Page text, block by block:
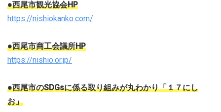
●西尾市観光協会HP
https://nishiokanko.com/
●西尾市商工会議所HP
https://nishio.or.jp/
●西尾市のSDGsに係る取り組みが丸わかり「１７にし
お」